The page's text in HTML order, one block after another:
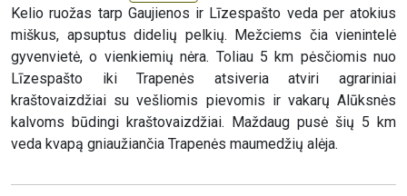
Kelio ruožas tarp Gaujienos ir Līzespašto veda per atokius
miškus, apsuptus didelių pelkių. Mežciems čia vienintelė
gyvenvietė, o vienkiemių nėra. Toliau 5 km pėsčiomis nuo
Līzespašto iki Trapenės atsiveria atviri agrariniai
kraštovaizdžiai su vešliomis pievomis ir vakarų Alūksnės
kalvoms būdingi kraštovaizdžiai. Maždaug pusė šių 5 km
veda kvapą gniaužiančia Trapenės maumedžių alėja.